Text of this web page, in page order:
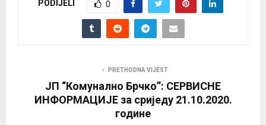
PODIJELI 0
PRETHODNA VIJEST
ЈП “Комунално Брчко”: СЕРВИСНЕ
ИНФОРМАЦИЈЕ за сриједу 21.10.2020.
године